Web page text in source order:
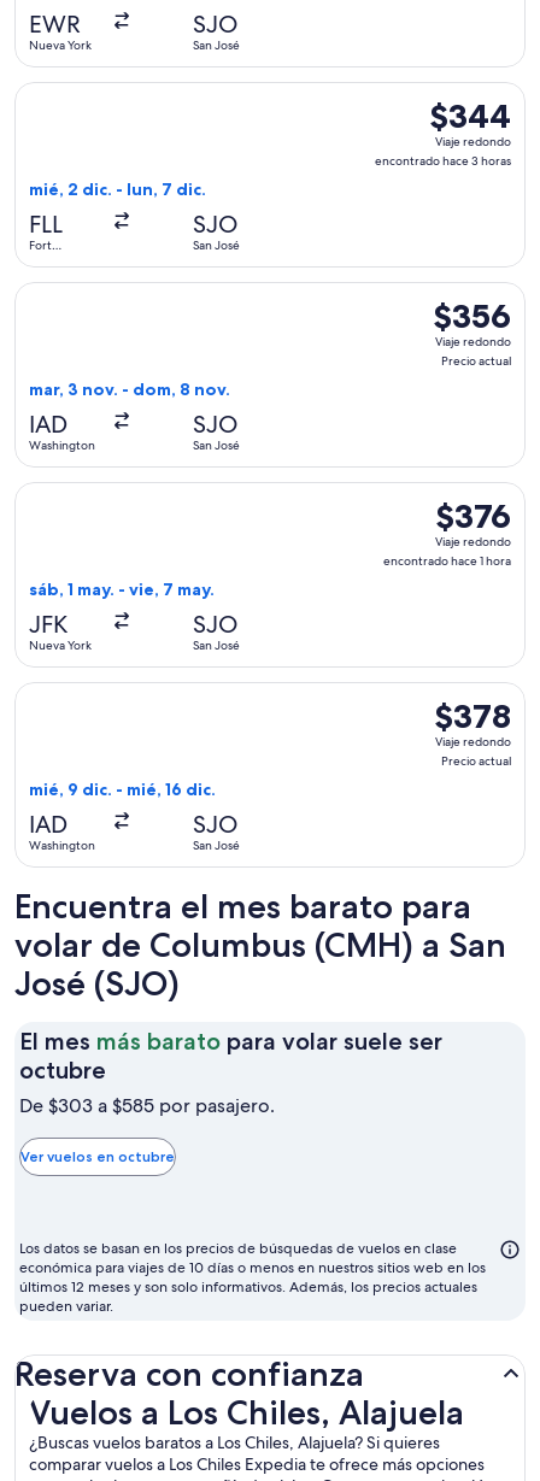
EWR
Nueva York
SJO
San José
$344
Viaje
redondo,
$344
Viaje redondo
encontrado hace 3 horas
mié, 2 dic. - lun, 7 dic.
FLL
Fort
SJO
San José
Seleccionar vuelo de JetBlue Airways, con salida el mié, 2
$356
Viaje
redondo,
$356
Viaje redondo
Precio actual
mar, 3 nov. - dom, 8 nov.
IAD
Washington
SJO
San José
Seleccionar vuelo de Copa, con salida el mar, 3 nov.
$376
Viaje
redondo,
$376
Viaje redondo
encontrado hace 1 hora
sáb, 1 may. - vie, 7 may.
JFK
Nueva York
SJO
San José
Seleccionar vuelo de avianca, con salida el sáb, 1 may.
$378
Viaje
redondo,
$378
Viaje redondo
Precio actual
mié, 9 dic. - mié, 16 dic.
IAD
Washington
SJO
San José
Seleccionar vuelo de Delta, con salida el mié, 9 dic. desde
Encuentra el mes barato para
volar de Columbus (CMH) a San
José (SJO)
El mes más barato para volar suele ser
octubre
mes
barato
para
suele
ser
octubre
De $303 a $585 por pasajero.
Ver vuelos en octubre
Los datos se basan en los precios de búsquedas de vuelos en clase
económica para viajes de 10 días o menos en nuestros sitios web en los
últimos 12 meses y son solo informativos. Además, los precios actuales
pueden variar.
Reserva con confianza
Vuelos a Los Chiles, Alajuela
¿Buscas vuelos baratos a Los Chiles, Alajuela? Si quieres
comparar vuelos a Los Chiles Expedia te ofrece más opciones
Vuelos a Los Chiles, Alajuela